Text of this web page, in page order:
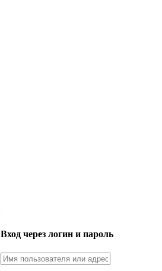
Вход через логин и пароль